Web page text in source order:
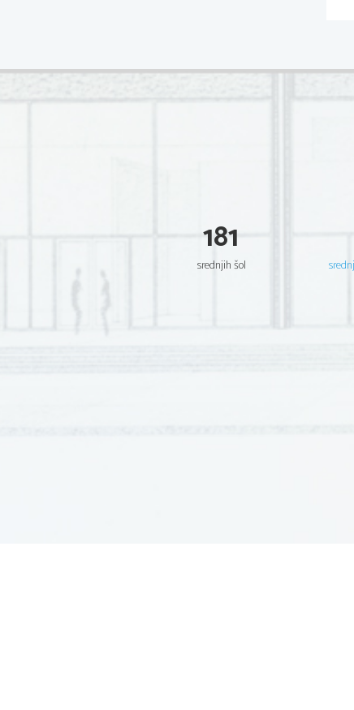
181
srednjih šol